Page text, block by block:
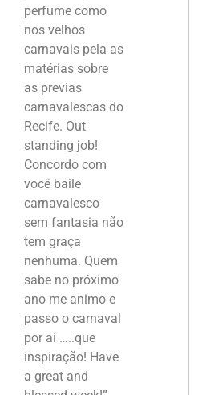
perfume como
nos velhos
carnavais pela as
matérias sobre
as previas
carnavalescas do
Recife. Out
standing job!
Concordo com
você baile
carnavalesco
sem fantasia não
tem graça
nenhuma. Quem
sabe no próximo
ano me animo e
passo o carnaval
por aí …..que
inspiração! Have
a great and